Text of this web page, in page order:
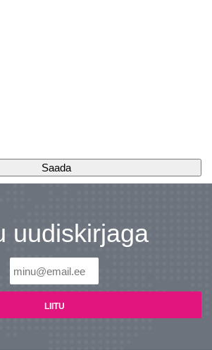
uudiskirjaga